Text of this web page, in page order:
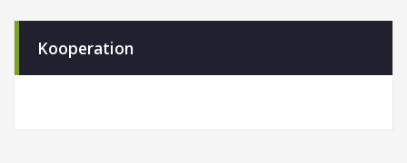
Kooperation